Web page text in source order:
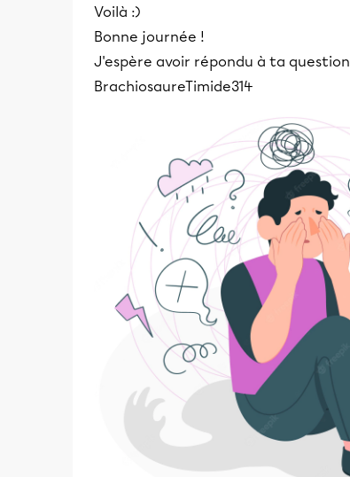
Voilà :)
Bonne journée !
J'espère avoir répondu à ta question
BrachiosaureTimide314